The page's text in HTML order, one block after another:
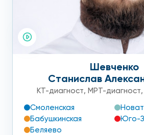
Шевченко
Станислав
КТ-диагност, МРТ-диагност,
Смоленская
Бабушкинская
Юго-
Беляево